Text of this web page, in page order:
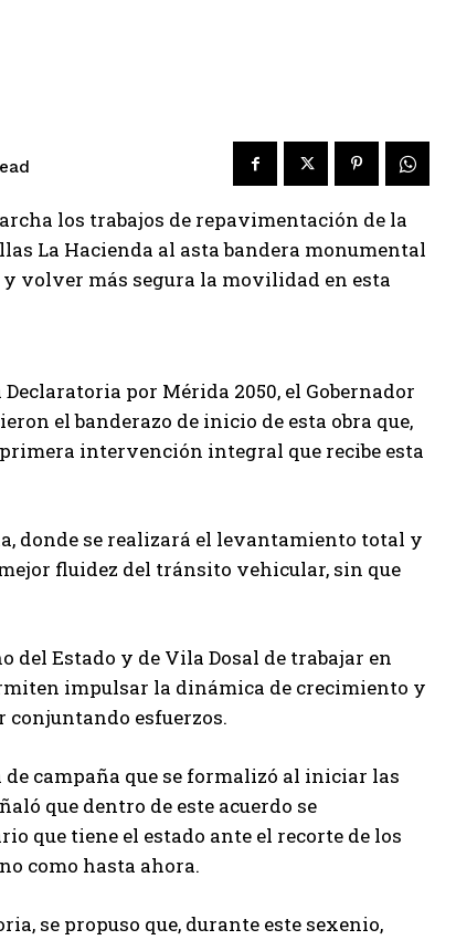
los trabajos de repavimentación de la
La Hacienda al asta bandera monumental
volver más segura la movilidad en esta
por Mérida 2050, el Gobernador
el banderazo de inicio de esta obra que,
intervención integral que recibe esta
donde se realizará el levantamiento total y
fluidez del tránsito vehicular, sin que
del Estado y de Vila Dosal de trabajar en
impulsar la dinámica de crecimiento y
conjuntando esfuerzos.
campaña que se formalizó al iniciar las
que dentro de este acuerdo se
que tiene el estado ante el recorte de los
como hasta ahora.
se propuso que, durante este sexenio,